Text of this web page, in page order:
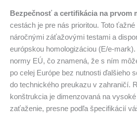
Bezpečnosť a certifikácia na prvom
cestách je pre nás prioritou. Toto
náročnými záťažovými testami a
európskou homologizáciou (E/e-
normy EÚ, čo znamená, že s ním
po celej Európe bez nutnosti ďalšieho
do technického preukazu v zahraničí.
konštrukcia je dimenzovaná na
zaťaženie, presne podľa špecifikácií